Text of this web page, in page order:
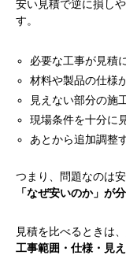
安い見積で逆に損し
す。
必要な工事が見積
材料や製品の仕様
見えない部分の施
現場条件を十分に
あとから追加調整
つまり、問題なのは
「なぜ安いのか」が
見積を比べるときは
工事範囲・仕様・見